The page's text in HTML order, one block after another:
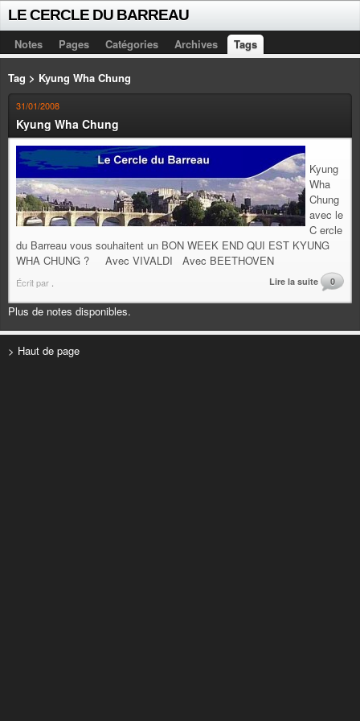
LE CERCLE DU BARREAU
Notes Pages Catégories Archives Tags
Tag > Kyung Wha Chung
31/01/2008
Kyung Wha Chung
Kyung
Wha
Chung
avec le
C ercle
du Barreau vous souhaitent un BON WEEK END QUI EST KYUNG
WHA CHUNG ? Avec VIVALDI Avec BEETHOVEN
Écrit par Lire la suite 0
Plus de notes disponibles.
> Haut de page